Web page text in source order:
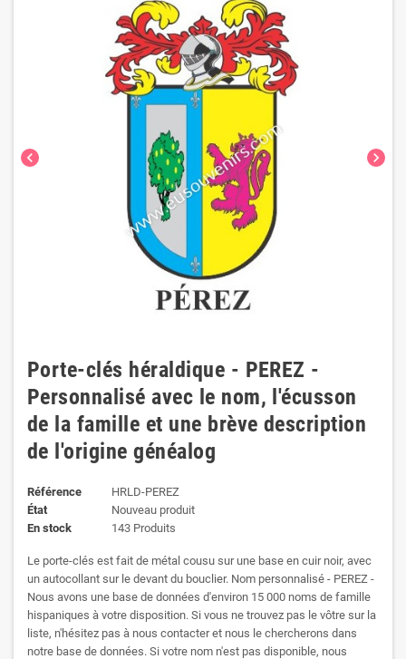
chevron_left chevron_right
Porte-clés héraldique - PEREZ -
Personnalisé avec le nom, l'écusson
de la famille et une brève description
de l'origine généalog
Référence
HRLD-PEREZ
État
Nouveau produit
En stock
143 Produits
Le porte-clés est fait de métal cousu sur une base en cuir noir, avec
un autocollant sur le devant du bouclier. Nom personnalisé - PEREZ -
Nous avons une base de données d'environ 15 000 noms de famille
hispaniques à votre disposition. Si vous ne trouvez pas le vôtre sur la
liste, n'hésitez pas à nous contacter et nous le chercherons dans
notre base de données. Si votre nom n'est pas disponible, nous